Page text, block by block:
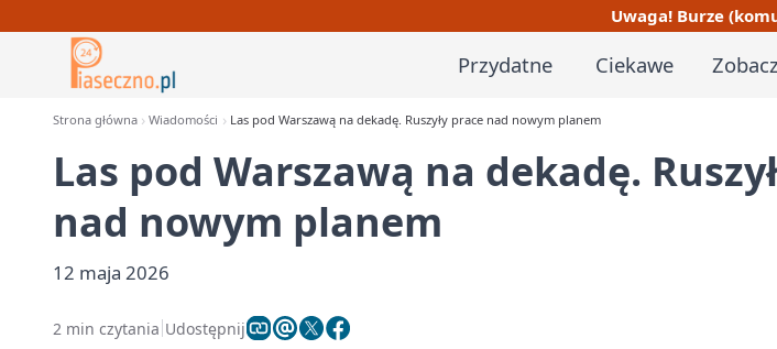
Uwaga! Burze
Przydatne Ciekawe Zobacz
Strona główna Wiadomości Las pod Warszawą na dekadę. Ruszyły prace nad nowym planem
Las pod Warszawą na dekadę.
nad nowym planem
12 maja 2026
2 min czytania Udostępnij